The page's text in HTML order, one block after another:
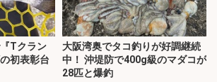
Tクラン
初表彰台
大阪湾奥でタコ釣りが好調継続
中！ 沖堤防で400g級のマダコが
28匹と爆釣